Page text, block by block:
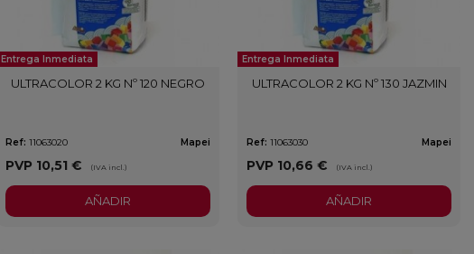
Entrega Inmediata
ULTRACOLOR 2 KG Nº 120 NEGRO
Ref: 11063020 Mapei
PVP 10,51 € (IVA incl.)
AÑADIR
Entrega Inmediata
ULTRACOLOR 2 KG Nº 130 JAZMIN
Ref: 11063030 Mapei
PVP 10,66 € (IVA incl.)
AÑADIR